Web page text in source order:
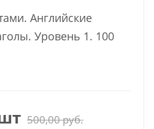
Английские
Уровень 1. 100
500,00руб.